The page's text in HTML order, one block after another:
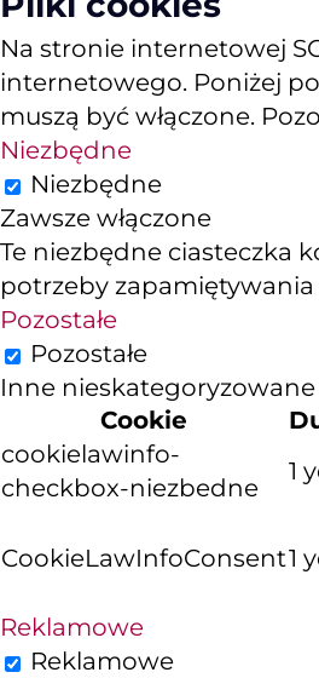
Na stronie internetowej
internetowego. Poniżej
muszą być włączone.
Niezbędne
Niezbędne
Zawsze włączone
Te niezbędne ciasteczka
potrzeby
Pozostałe
Pozostałe
Inne nieskategoryzowane
Cookie
cookielawinfo-
checkbox-niezbedne
1
CookieLawInfoConsent1
Reklamowe
Reklamowe